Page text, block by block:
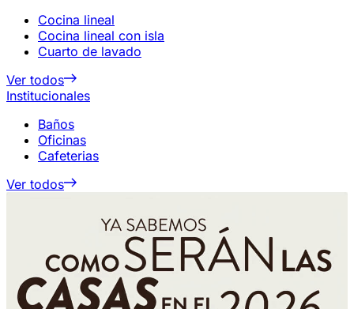
Cocina lineal
Cocina lineal con isla
Cuarto de lavado
Ver todos
Institucionales
Baños
Oficinas
Cafeterias
Ver todos